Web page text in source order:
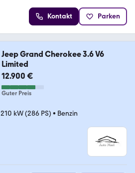
Kontakt Parken
Jeep Grand Cherokee 3.6 V6
Limited
12.900 €
Guter Preis
210 kW (286 PS) • Benzin